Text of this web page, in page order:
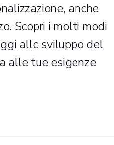
anche
Scopri i molti modi
allo sviluppo del
alle tue esigenze